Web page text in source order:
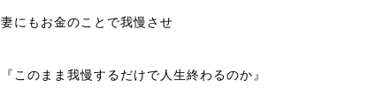
妻にもお金のことで我慢させ
『このまま我慢するだけで人生終わるのか』